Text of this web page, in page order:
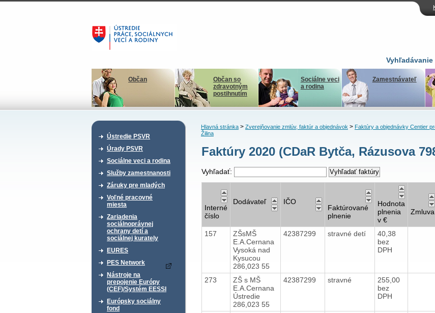
Vyhľadávanie
Občan
Občan so
zdravotným
postihnutím
Sociálne veci
a rodina
Zamestnávateľ
Ústredie PSVR
Úrady PSVR
Sociálne veci a rodina
Služby zamestnanosti
Záruky pre mladých
Voľné pracovné
miesta
Zariadenia
sociálnoprávnej
ochrany detí a
sociálnej kurately
EURES
PES Network
Nástroje na
prepojenie Európy
(CEF)/Systém EESSI
Európsky sociálny
fond
Hlavná stránka> Zverejňovanie zmlúv, faktúr a objednávok> Faktúry a objednávky Centier
Žilina
Faktúry 2020 (CDaR Bytča, Rázusova
Vyhľadať:
Interné
číslo
Dodávateľ IČO
Faktúrované
plnenie
Hodnota
plnenia
v €
Zmluva
157
ZŠsMŠ
E.A.Cernana
Vysoká nad
Kysucou
286,023 55
42387299 stravné detí
40,38
bez
DPH
273
ZŠ s MŠ
E.A.Cernana
Ústredie
286,023 55
42387299 stravné
255,00
bez
DPH